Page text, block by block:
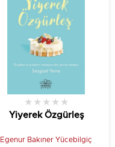
Yiyerek Özgürleş
★ ★ ★ ★ ★
Egenur Bakıner Yücebilgiç